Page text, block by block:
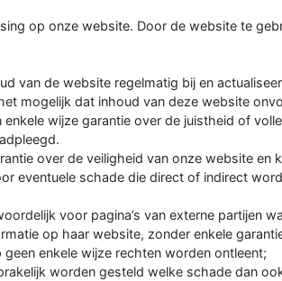
op onze website. Door de website te
van de website regelmatig bij en
mogelijk dat inhoud van deze website
enkele wijze garantie over de juistheid of
over de veiligheid van onze website en
eventuele schade die direct of indirect
voor pagina’s van externe partijen
op haar website, zonder enkele
enkele wijze rechten worden ontleent;
worden gesteld welke schade dan